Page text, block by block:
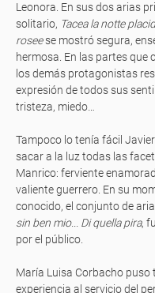
Leonora. En sus dos arias
solitario, Tacea la notte
roseese mostró segura,
hermosa. En las partes que
los demás protagonistas
expresión de todos sus
tristeza, miedo…
Tampoco lo tenía fácil
sacar a la luz todas las
Manrico: ferviente
valiente guerrero. En su
conocido, el conjunto de
sin ben mio... Di quella pira,
por el público.
María Luisa Corbacho puso
experiencia al servicio del